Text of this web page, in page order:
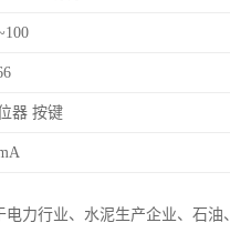
器 按键
电力行业、水泥生产企业、石